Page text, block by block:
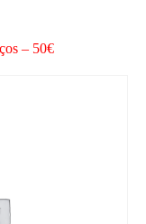
– 50€